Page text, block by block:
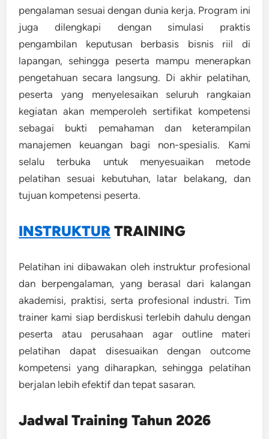
pengalaman sesuai dengan dunia kerja. Program ini
juga dilengkapi dengan simulasi praktis
pengambilan keputusan berbasis bisnis riil di
lapangan, sehingga peserta mampu menerapkan
pengetahuan secara langsung. Di akhir pelatihan,
peserta yang menyelesaikan seluruh rangkaian
kegiatan akan memperoleh sertifikat kompetensi
sebagai bukti pemahaman dan keterampilan
manajemen keuangan bagi non-spesialis. Kami
selalu terbuka untuk menyesuaikan metode
pelatihan sesuai kebutuhan, latar belakang, dan
tujuan kompetensi peserta.
INSTRUKTUR TRAINING
Pelatihan ini dibawakan oleh instruktur profesional
dan berpengalaman, yang berasal dari kalangan
akademisi, praktisi, serta profesional industri. Tim
trainer kami siap berdiskusi terlebih dahulu dengan
peserta atau perusahaan agar outline materi
pelatihan dapat disesuaikan dengan outcome
kompetensi yang diharapkan, sehingga pelatihan
berjalan lebih efektif dan tepat sasaran.
Jadwal Training Tahun 2026